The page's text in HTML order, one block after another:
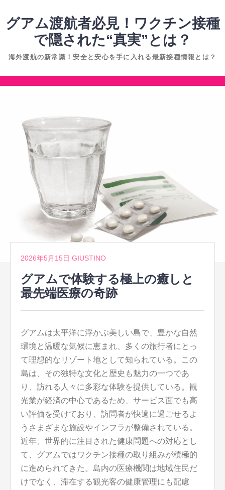
へ
ス
グアム渡航者必見！ワクチン接種
で隠された“真実”とは？
海外渡航の新常識！安全と安心を手に入れる最新接種情報とは？
コ
2026年5月15日 GIUSTINO
グアムで体験する極上の癒しと
最先端医療の奇跡
グアムは太平洋に浮かぶ美しい島で、豊かな自然
環境と温暖な気候に恵まれ、多くの旅行者にとっ
て理想的なリゾート地として知られている。
この
島は、その独特な文化と歴史も魅力の一つであ
り、訪れる人々に多彩な体験を提供している。観
光業が経済の中心であるため、サービス面でも高
い評価を受けており、訪問者が快適に過ごせるよ
うさまざまな施設やインフラが整備されている。
近年、世界的に注目された健康問題への対応とし
て、グアムではワクチン接種の取り組みが積極的
に進められてきた。島内の医療機関は地域住民だ
けでなく、滞在する観光客の健康管理にも配慮